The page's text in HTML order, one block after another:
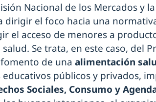
Nacional de los Mercados y
dirigir el foco hacia una
el acceso de menores a
Se trata, en este caso, del
de una alimentación
educativos públicos y privados,
Sociales, Consumo y